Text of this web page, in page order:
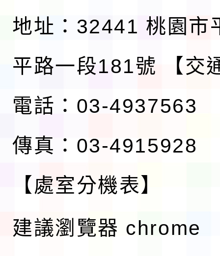
地址：32441 桃園市
平路一段181號
【交
電話：03-4937563
傳真：03-4915928
【處室分機表】
建議瀏覽器 chrome